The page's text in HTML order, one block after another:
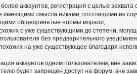
аккаунтов, регистрация с целью
имеющими смысла никами, состоящими из
общепринятые нормы морали;
с уже существующими до степени,
без предварительного
на уже существующее благодаря
аккаунтов одним пользователем, вне
будет запрещен доступ на форум, вне